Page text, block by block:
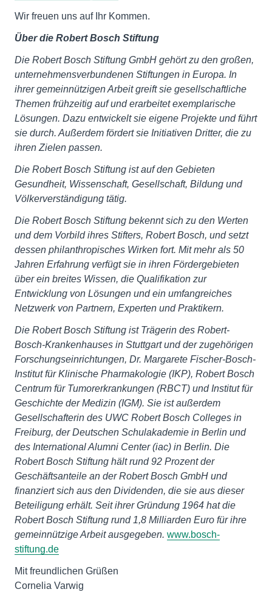
Wir freuen uns auf Ihr Kommen.
Über die Robert Bosch Stiftung
Die Robert Bosch Stiftung GmbH gehört zu den großen,
unternehmensverbundenen Stiftungen in Europa. In
ihrer gemeinnützigen Arbeit greift sie gesellschaftliche
Themen frühzeitig auf und erarbeitet exemplarische
Lösungen. Dazu entwickelt sie eigene Projekte und führt
sie durch. Außerdem fördert sie Initiativen Dritter, die zu
ihren Zielen passen.
Die Robert Bosch Stiftung ist auf den Gebieten
Gesundheit, Wissenschaft, Gesellschaft, Bildung und
Völkerverständigung tätig.
Die Robert Bosch Stiftung bekennt sich zu den Werten
und dem Vorbild ihres Stifters, Robert Bosch, und setzt
dessen philanthropisches Wirken fort. Mit mehr als 50
Jahren Erfahrung verfügt sie in ihren Fördergebieten
über ein breites Wissen, die Qualifikation zur
Entwicklung von Lösungen und ein umfangreiches
Netzwerk von Partnern, Experten und Praktikern.
Die Robert Bosch Stiftung ist Trägerin des Robert-
Bosch-Krankenhauses in Stuttgart und der zugehörigen
Forschungseinrichtungen, Dr. Margarete Fischer-Bosch-
Institut für Klinische Pharmakologie (IKP), Robert Bosch
Centrum für Tumorerkrankungen (RBCT) und Institut für
Geschichte der Medizin (IGM). Sie ist außerdem
Gesellschafterin des UWC Robert Bosch Colleges in
Freiburg, der Deutschen Schulakademie in Berlin und
des International Alumni Center (iac) in Berlin. Die
Robert Bosch Stiftung hält rund 92 Prozent der
Geschäftsanteile an der Robert Bosch GmbH und
finanziert sich aus den Dividenden, die sie aus dieser
Beteiligung erhält. Seit ihrer Gründung 1964 hat die
Robert Bosch Stiftung rund 1,8 Milliarden Euro für ihre
gemeinnützige Arbeit ausgegeben. www.bosch-
stiftung.de
Mit freundlichen Grüßen
Cornelia Varwig